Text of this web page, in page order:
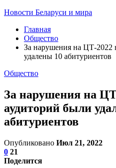
Новости Беларуси и мира
Главная
Общество
За нарушения на ЦТ-2022
удалены 10 абитуриентов
Общество
За нарушения на
аудиторий были
абитуриентов
Опубликовано Июл 21, 2022
0 21
Поделится